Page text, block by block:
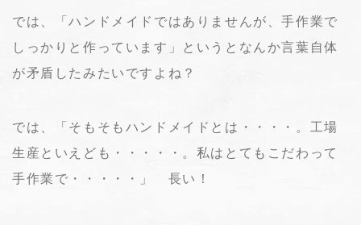
では、「ハンドメイドではありませんが、手作業で
しっかりと作っています」というとなんか言葉自体
が矛盾したみたいですよね？
では、「そもそもハンドメイドとは・・・・。工場
生産といえども・・・・・。私はとてもこだわって
手作業で・・・・・」 長い！